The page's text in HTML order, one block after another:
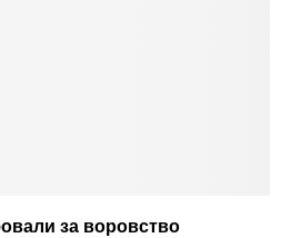
за воровство